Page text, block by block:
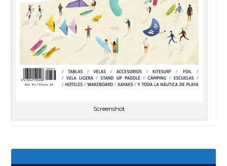
Screenshot